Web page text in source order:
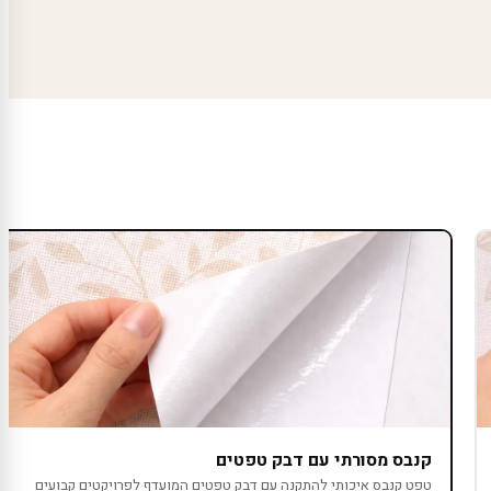
קנבס מסורתי עם דבק טפטים
טפט קנבס איכותי להתקנה עם דבק טפטים המועדף לפרויקטים קבועים